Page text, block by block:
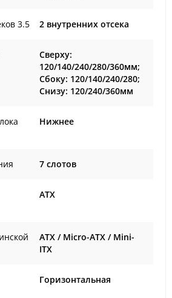
3.5 2 внутренних отсека
Сверху:
120/140/240/280/360мм;
Сбоку: 120/140/240/280;
Снизу: 120/240/360мм
Нижнее
7 слотов
ATX
ATX / Micro-ATX / Mini-
ITX
Горизонтальная